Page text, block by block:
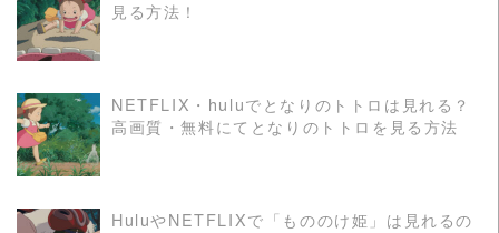
READ MORE
見る方法！
READ MORE
NETFLIX・huluでとなりのトトロは見れる？
高画質・無料にてとなりのトトロを見る方法
HuluやNETFLIXで「もののけ姫」は見れるの